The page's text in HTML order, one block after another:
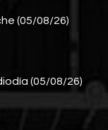
(05/08/26)
(05/08/26)